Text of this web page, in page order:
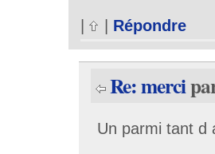
| Répondre
Re: merci
Un parmi tant d